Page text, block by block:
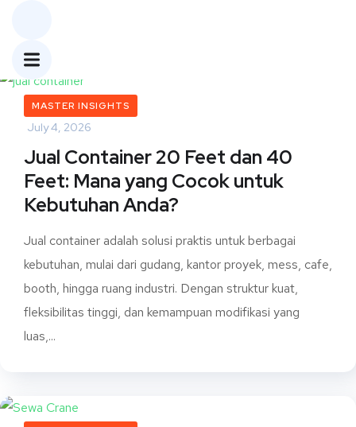
MASTER INSIGHTS
July 4, 2026
Jual Container 20 Feet dan 40
Feet: Mana yang Cocok untuk
Kebutuhan Anda?
Jual container adalah solusi praktis untuk berbagai
kebutuhan, mulai dari gudang, kantor proyek, mess, cafe,
booth, hingga ruang industri. Dengan struktur kuat,
fleksibilitas tinggi, dan kemampuan modifikasi yang
luas,...